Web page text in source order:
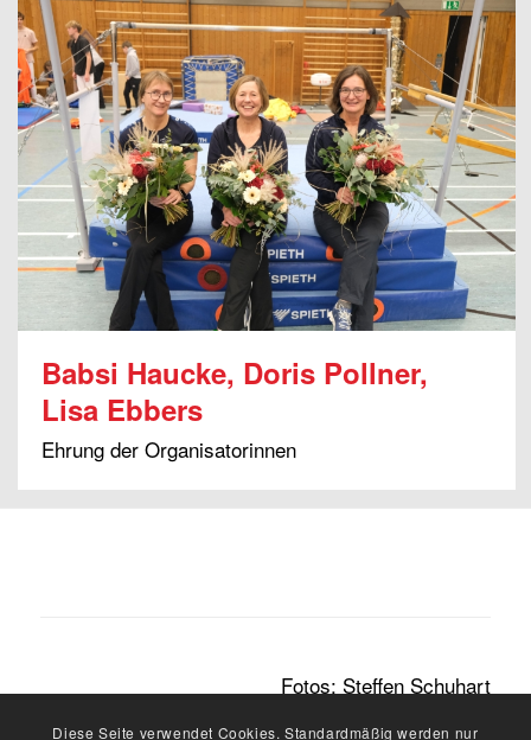
Babsi Haucke, Doris Pollner,
Lisa Ebbers
Ehrung der Organisatorinnen
Fotos: Steffen Schuhart
Diese Seite verwendet Cookies. Standardmäßig werden nur